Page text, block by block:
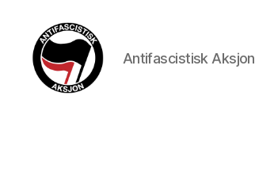
Antifascistisk Aksjon